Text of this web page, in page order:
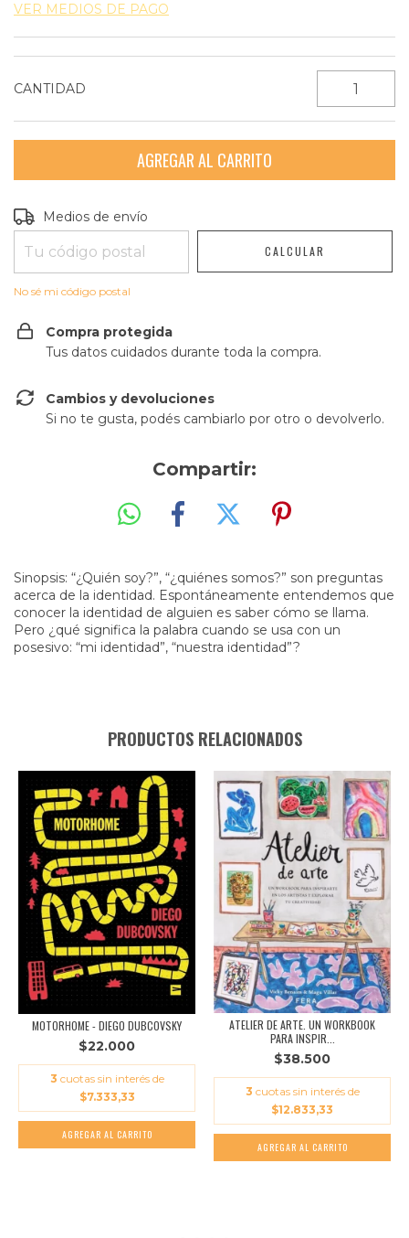
VER MEDIOS DE PAGO
CANTIDAD
Entregas para el CP:
Medios de envío
CALCULAR
No sé mi código postal
Compra protegida
Tus datos cuidados durante toda la compra.
Cambios y devoluciones
Si no te gusta, podés cambiarlo por otro o devolverlo.
Compartir:
Sinopsis: “¿Quién soy?”, “¿quiénes somos?” son preguntas
acerca de la identidad. Espontáneamente entendemos que
conocer la identidad de alguien es saber cómo se llama.
Pero ¿qué significa la palabra cuando se usa con un
posesivo: “mi identidad”, “nuestra identidad”?
PRODUCTOS RELACIONADOS
MOTORHOME - DIEGO DUBCOVSKY
$22.000
3 cuotas sin interés de
$7.333,33
ATELIER DE ARTE. UN WORKBOOK
PARA INSPIR...
$38.500
3 cuotas sin interés de
$12.833,33